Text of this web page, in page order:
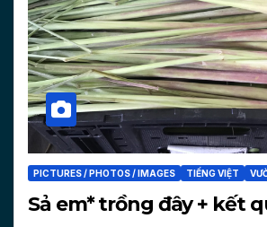
PICTURES / PHOTOS / IMAGES TIẾNG VIỆT
Sả em* trồng đây + kết